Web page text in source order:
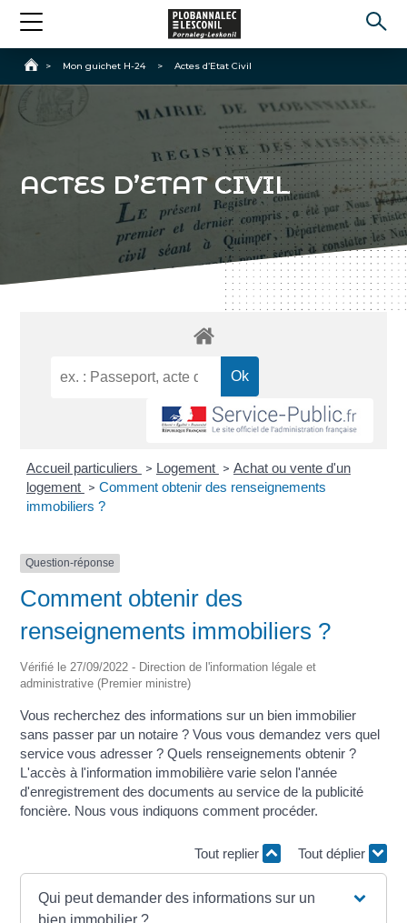
Accueil
> Mon guichet H-24 > Actes d’Etat Civil
ACTES D’ETAT CIVIL
Accueil particuliers > Logement > Achat ou vente d'un
logement > Comment obtenir des renseignements
immobiliers ?
Question-réponse
Comment obtenir des
renseignements immobiliers ?
Vérifié le 27/09/2022 - Direction de l'information légale et
administrative (Premier ministre)
Vous recherchez des informations sur un bien immobilier
sans passer par un notaire ? Vous vous demandez vers quel
service vous adresser ? Quels renseignements obtenir ?
L'accès à l'information immobilière varie selon l'année
d'enregistrement des documents au service de la publicité
foncière. Nous vous indiquons comment procéder.
Tout replier Tout déplier
Qui peut demander des informations sur un
bien immobilier ?